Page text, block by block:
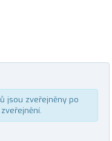
jsou zveřejněny po